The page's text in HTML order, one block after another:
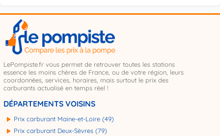
LePompiste.fr vous permet de retrouver toutes les stations
essence les moins chères de France, ou de votre région, leurs
coordonnées, services, horaires, mais surtout le prix des
carburants actualisé en temps réel !
DÉPARTEMENTS VOISINS
Prix carburant Maine-et-Loire (49)
Prix carburant Deux-Sèvres (79)